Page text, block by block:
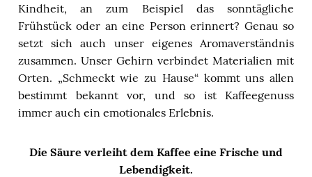
Kindheit, an zum Beispiel das sonntägliche
Frühstück oder an eine Person erinnert? Genau so
setzt sich auch unser eigenes Aromaverständnis
zusammen. Unser Gehirn verbindet Materialien mit
Orten. „Schmeckt wie zu Hause“ kommt uns allen
bestimmt bekannt vor, und so ist Kaffeegenuss
immer auch ein emotionales Erlebnis.
Die Säure verleiht dem Kaffee eine Frische und
Lebendigkeit.